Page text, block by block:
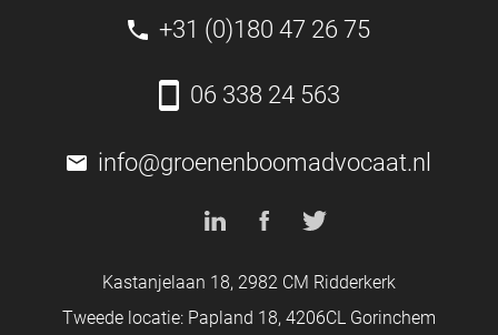
+31 (0)180 47 26 75
06 338 24 563
info@groenenboomadvocaat.nl
Kastanjelaan 18, 2982 CM Ridderkerk
Tweede locatie: Papland 18, 4206CL Gorinchem